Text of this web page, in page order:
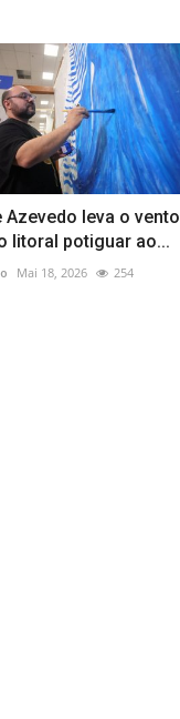
Azevedo leva o vento
litoral potiguar ao...
Mai 18, 2026 254